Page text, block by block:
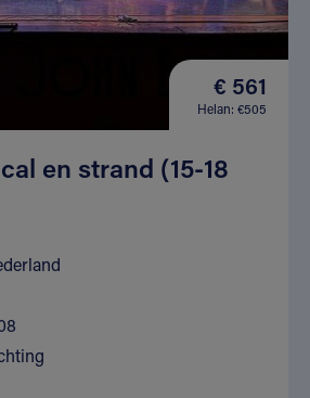
€ 561
Helan: €505
en strand (15-18